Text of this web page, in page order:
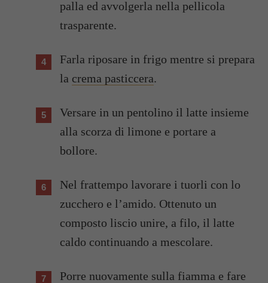
palla ed avvolgerla nella pellicola
trasparente.
Farla riposare in frigo mentre si prepara
la crema pasticcera.
Versare in un pentolino il latte insieme
alla scorza di limone e portare a
bollore.
Nel frattempo lavorare i tuorli con lo
zucchero e l’amido. Ottenuto un
composto liscio unire, a filo, il latte
caldo continuando a mescolare.
Porre nuovamente sulla fiamma e fare